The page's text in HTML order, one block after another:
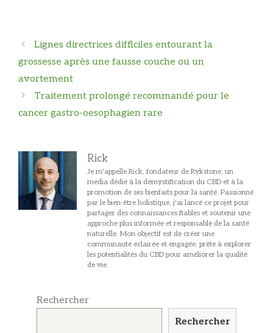
Navigation
des
articles
Lignes directrices difficiles entourant la
grossesse après une fausse couche ou un
avortement
Traitement prolongé recommandé pour le
cancer gastro-oesophagien rare
Rick
Je m'appelle Rick, fondateur de Rykstone, un
média dédié à la démystification du CBD et à la
promotion de ses bienfaits pour la santé. Passionné
par le bien-être holistique, j'ai lancé ce projet pour
partager des connaissances fiables et soutenir une
approche plus informée et responsable de la santé
naturelle. Mon objectif est de créer une
communauté éclairée et engagée, prête à explorer
les potentialités du CBD pour améliorer la qualité
de vie.
Rechercher
Rechercher